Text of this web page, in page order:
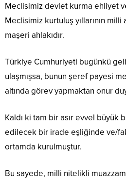
Meclisimiz devlet kurma ehliyet
Meclisimiz kurtuluş yıllarının milli
maşeri ahlakıdır.
Türkiye Cumhuriyeti bugünkü
ulaşmışsa, bunun şeref payesi
altında görev yapmaktan onur
Kaldı ki tam bir asır evvel büyük
edilecek bir irade eşliğinde ve/
ortamda kurulmuştur.
Bu sayede, milli nitelikli